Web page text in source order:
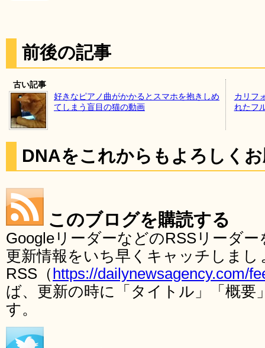
前後の記事
古い記事
好きなピアノ曲がかかるとスマホを抱きしめ
てしまう盲目の猫の動画
カリフ
れたフ
DNAをこれからもよろしく
このブログを購読する
GoogleリーダーなどのRSSリーダ
更新情報をいち早くキャッチしま
RSS（ https://dailynewsagency.com/
ば、更新の時に「タイトル」「概要
す。